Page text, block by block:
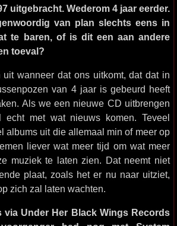
uitgebracht. Wederom 4 jaar eerder.
van plan slechts eens in
te baren, of is dit een aan andere
toeval?
wanneer dat ons uitkomt, dat dat in
van 4 jaar is gebeurd heeft
Als we een nieuwe CD uitbrengen
met wat nieuws komen. Teveel
albums uit die allemaal min of meer op
liever wat meer tijd om wat meer
muziek te laten zien. Dat neemt niet
plaat, zoals het er nu naar uitziet,
zich zal laten wachten.
via Under Her Black Wings Records